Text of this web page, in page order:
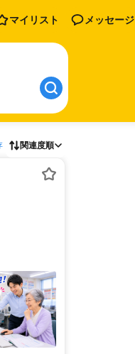
マイリスト メッセージ
関連度順